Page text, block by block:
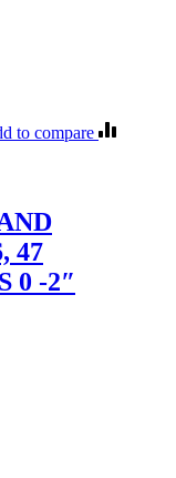
to compare
47
0 -2″